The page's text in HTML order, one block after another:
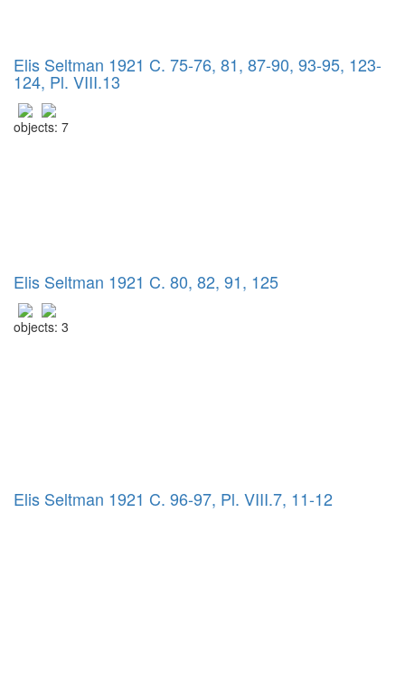
Elis Seltman 1921 C. 75-76, 81, 87-90, 93-95, 123-
124, Pl. VIII.13
objects: 7
Elis Seltman 1921 C. 80, 82, 91, 125
objects: 3
Elis Seltman 1921 C. 96-97, Pl. VIII.7, 11-12